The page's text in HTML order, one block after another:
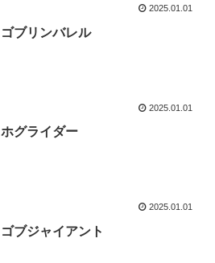
2025.01.01
ゴブリンバレル
2025.01.01
ホグライダー
2025.01.01
ゴブジャイアント